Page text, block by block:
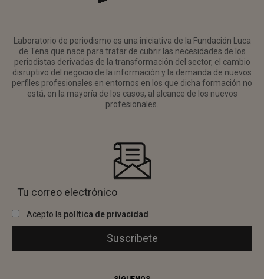
Laboratorio de periodismo es una iniciativa de la Fundación Luca
de Tena que nace para tratar de cubrir las necesidades de los
periodistas derivadas de la transformación del sector, el cambio
disruptivo del negocio de la información y la demanda de nuevos
perfiles profesionales en entornos en los que dicha formación no
está, en la mayoría de los casos, al alcance de los nuevos
profesionales.
Acepto la política de privacidad